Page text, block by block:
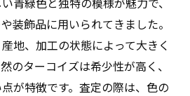
装飾品に用いられてきました。
地、加工の状態によって大きく
のターコイズは希少性が高く、
が特徴です。査定の際は、色の